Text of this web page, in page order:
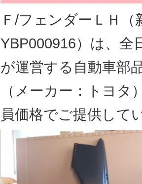
Ｆ/フェンダーＬＨ
YBP000916）は、全
が運営する自動車部
（メーカー：トヨタ
員価格でご提供して